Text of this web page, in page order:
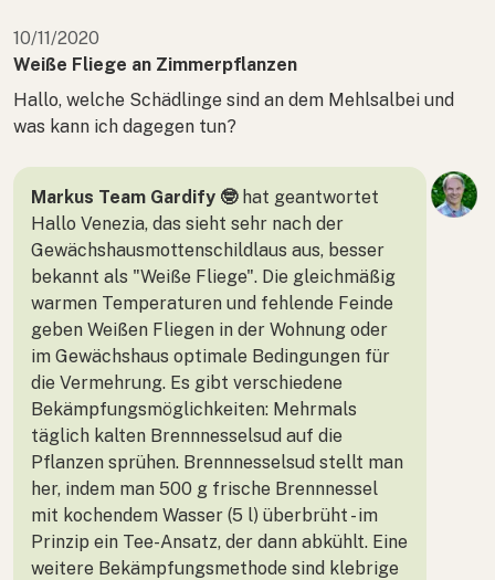
10/11/2020
Weiße Fliege an Zimmerpflanzen
Hallo, welche Schädlinge sind an dem Mehlsalbei und
was kann ich dagegen tun?
Markus Team Gardify 🤓hat geantwortet
Hallo Venezia, das sieht sehr nach der
Gewächshausmottenschildlaus aus, besser
bekannt als "Weiße Fliege". Die gleichmäßig
warmen Temperaturen und fehlende Feinde
geben Weißen Fliegen in der Wohnung oder
im Gewächshaus optimale Bedingungen für
die Vermehrung. Es gibt verschiedene
Bekämpfungsmöglichkeiten: Mehrmals
täglich kalten Brennnesselsud auf die
Pflanzen sprühen. Brennnesselsud stellt man
her, indem man 500 g frische Brennnessel
mit kochendem Wasser (5 l) überbrüht - im
Prinzip ein Tee-Ansatz, der dann abkühlt. Eine
weitere Bekämpfungsmethode sind klebrige